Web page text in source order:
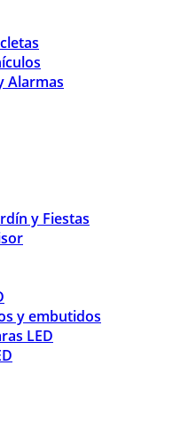
Alarmas
y Fiestas
y embutidos
LED